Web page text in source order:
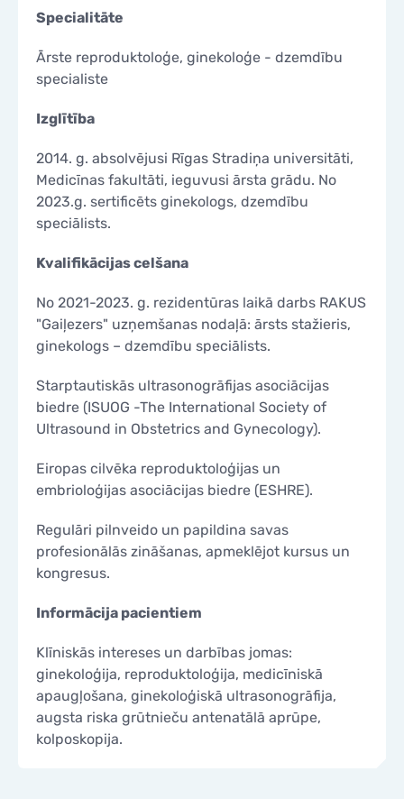
KONTAKTI
Specialitāte
Ārste reproduktoloģe, ginekoloģe - dzemdību
specialiste
Izglītība
2014. g. absolvējusi Rīgas Stradiņa universitāti,
Medicīnas fakultāti, ieguvusi ārsta grādu. No
2023.g. sertificēts ginekologs, dzemdību
speciālists.
Kvalifikācijas celšana
No 2021-2023. g. rezidentūras laikā darbs RAKUS
"Gaiļezers" uzņemšanas nodaļā: ārsts stažieris,
ginekologs – dzemdību speciālists.
Starptautiskās ultrasonogrāfijas asociācijas
biedre (ISUOG -The International Society of
Ultrasound in Obstetrics and Gynecology).
Eiropas cilvēka reproduktoloģijas un
embrioloģijas asociācijas biedre (ESHRE).
Regulāri pilnveido un papildina savas
profesionālās zināšanas, apmeklējot kursus un
kongresus.
Informācija pacientiem
Klīniskās intereses un darbības jomas:
ginekoloģija, reproduktoloģija, medicīniskā
apaugļošana, ginekoloģiskā ultrasonogrāfija,
augsta riska grūtnieču antenatālā aprūpe,
kolposkopija.